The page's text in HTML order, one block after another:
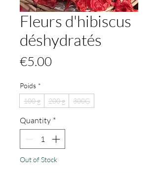
Fleurs d'hibiscus
déshydratés
€5.00Price
Poids *
100 g
200 g 300G
Quantity *
Out of Stock